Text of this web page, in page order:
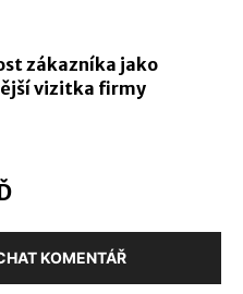
zákazníka jako
vizitka firmy
KOMENTÁŘ